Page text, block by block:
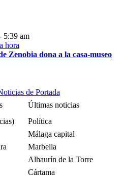
5:39 am
Zenobia dona a la casa-museo
de Portada
Últimas noticias
Política
Málaga capital
Marbella
Alhaurín de la Torre
Cártama